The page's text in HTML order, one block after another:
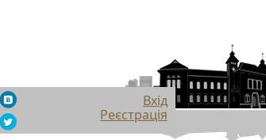
Вхід
Реєстрація